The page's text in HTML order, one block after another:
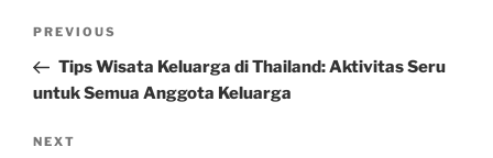
Previous
Post
PREVIOUS
Tips Wisata Keluarga di Thailand: Aktivitas Seru
untuk Semua Anggota Keluarga
Next
NEXT